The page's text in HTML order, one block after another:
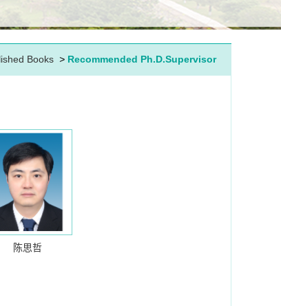
Books > Recommended Ph.D.Supervisor
陈思哲